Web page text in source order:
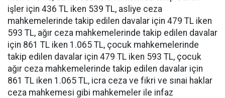
işler için 436 TL iken 539 TL, asliye ceza
mahkemelerinde takip edilen davalar için 479 TL iken
593 TL, ağır ceza mahkemelerinde takip edilen davalar
için 861 TL iken 1.065 TL, çocuk mahkemelerinde
takip edilen davalar için 479 TL iken 593 TL, çocuk
ağır ceza mahkemelerinde takip edilen davalar için
861 TL iken 1.065 TL, icra ceza ve fikri ve sınai haklar
ceza mahkemesi gibi mahkemeler ile infaz